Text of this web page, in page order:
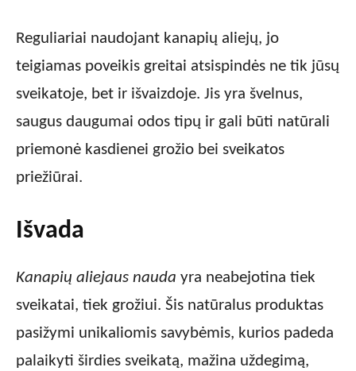
Reguliariai naudojant kanapių aliejų, jo
teigiamas poveikis greitai atsispindės ne tik jūsų
sveikatoje, bet ir išvaizdoje. Jis yra švelnus,
saugus daugumai odos tipų ir gali būti natūrali
priemonė kasdienei grožio bei sveikatos
priežiūrai.
Išvada
Kanapių aliejaus nauda yra neabejotina tiek
sveikatai, tiek grožiui. Šis natūralus produktas
pasižymi unikaliomis savybėmis, kurios padeda
palaikyti širdies sveikatą, mažina uždegimą,